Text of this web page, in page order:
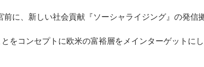
に、新しい社会貢献『ソーシャライジング』の発信
をコンセプトに欧米の富裕層をメインターゲットに